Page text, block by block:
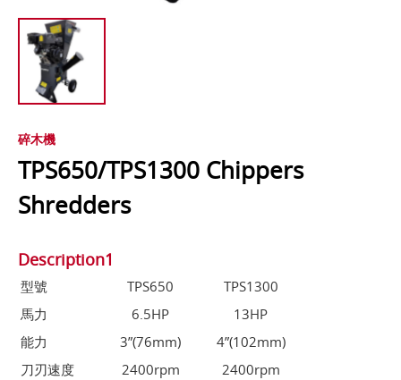
碎木機
TPS650/TPS1300 Chippers
Shredders
Description1
型號 TPS650
TPS1300
馬力
6.5HP
13HP
能力
3”(76mm)
4”(102mm)
刀刃速度
2400rpm
2400rpm